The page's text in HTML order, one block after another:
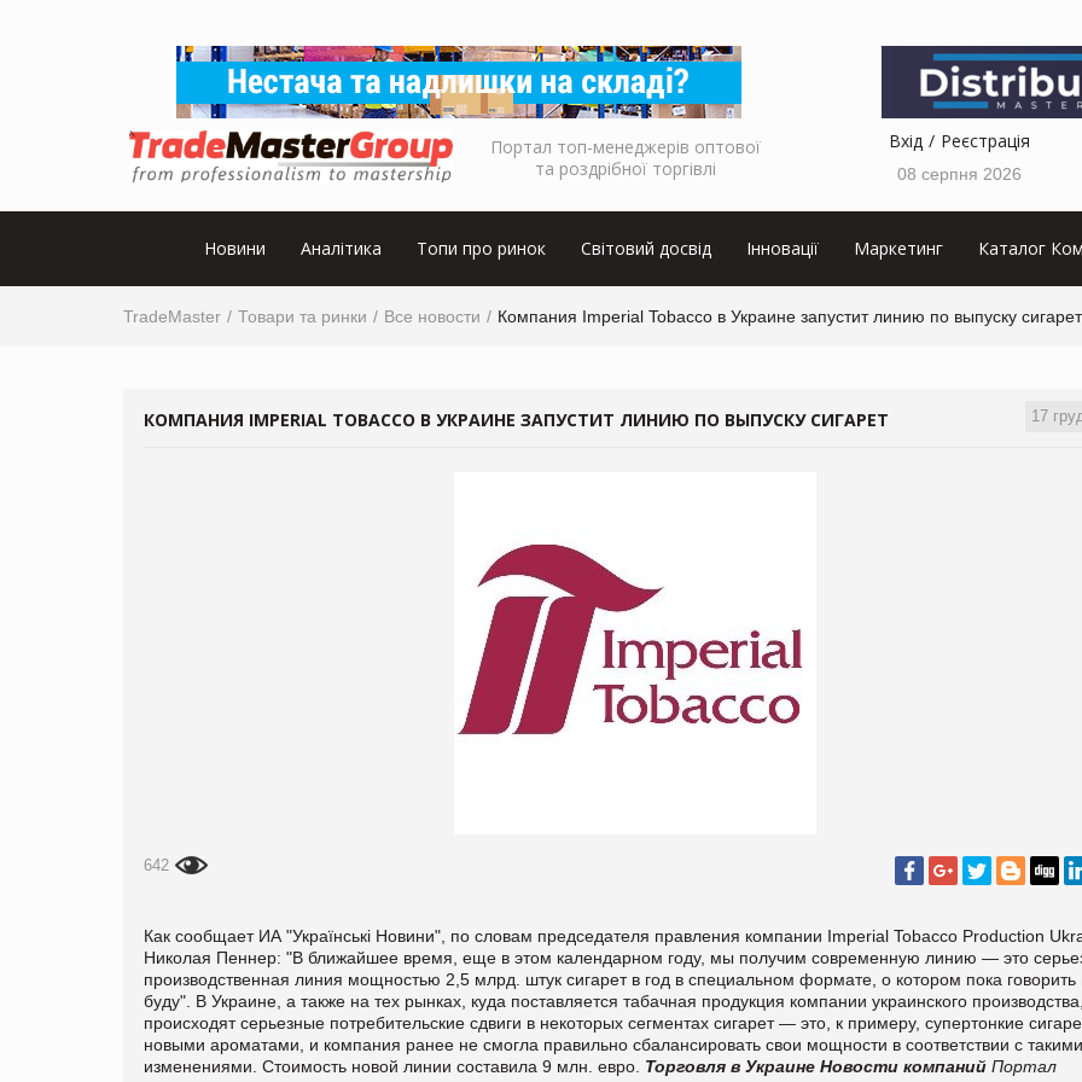
Портал топ-менеджерів оптової
та роздрібної торгівлі
Вхід Реєстрація
08 серпня 2026
Новини Аналітика Топи про ринок Світовий досвід Інновації Маркетинг Каталог
TradeMaster Товари та ринки Все новости Компания Imperial Tobacco в Украине запустит линию по выпуску сигарет
17
КОМПАНИЯ IMPERIAL TOBACCO В УКРАИНЕ ЗАПУСТИТ ЛИНИЮ ПО ВЫПУСКУ СИГАРЕТ
642
Как сообщает ИА "Українські Новини", по словам председателя правления компании Imperial Tobacco Production
Николая Пеннер: "В ближайшее время, еще в этом календарном году, мы получим современную линию — это
производственная линия мощностью 2,5 млрд. штук сигарет в год в специальном формате, о котором пока говорить
буду". В Украине, а также на тех рынках, куда поставляется табачная продукция компании украинского производства,
происходят серьезные потребительские сдвиги в некоторых сегментах сигарет — это, к примеру, супертонкие
новыми ароматами, и компания ранее не смогла правильно сбалансировать свои мощности в соответствии с такими
изменениями. Стоимость новой линии составила 9 млн. евро. Торговля в Украине Новости компаний Портал